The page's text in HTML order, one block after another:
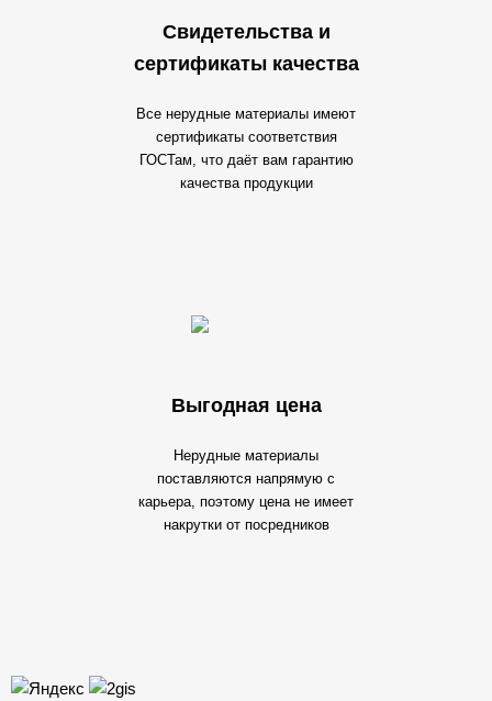
Свидетельства и
сертификаты качества
Все нерудные материалы имеют
сертификаты соответствия
ГОСТам, что даёт вам гарантию
качества продукции
Выгодная цена
Нерудные материалы
поставляются напрямую с
карьера, поэтому цена не имеет
накрутки от посредников